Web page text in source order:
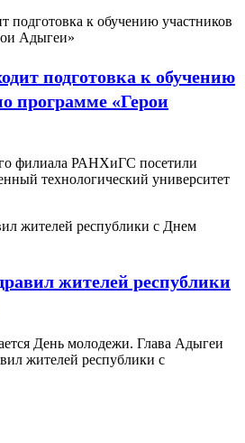
подготовка к обучению
программе «Герои
филиала РАНХиГС посетили
технологический университет
жителей республики
День молодежи. Глава Адыгеи
жителей республики с